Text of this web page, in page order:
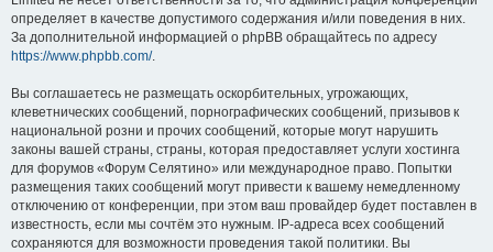
определяет в качестве допустимого содержания и/или поведения в них.
За дополнительной информацией о phpBB обращайтесь по адресу
https://www.phpbb.com/.
Вы соглашаетесь не размещать оскорбительных, угрожающих,
клеветнических сообщений, порнографических сообщений, призывов к
национальной розни и прочих сообщений, которые могут нарушить
законы вашей страны, страны, которая предоставляет услуги хостинга
для форумов «Форум Селятино» или международное право. Попытки
размещения таких сообщений могут привести к вашему немедленному
отключению от конференции, при этом ваш провайдер будет поставлен в
известность, если мы сочтём это нужным. IP-адреса всех сообщений
сохраняются для возможности проведения такой политики. Вы